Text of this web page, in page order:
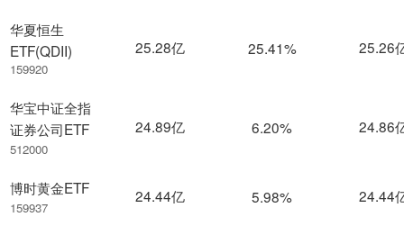
华夏恒生
ETF(QDII)
159920
华宝中证全指
证券公司ETF
512000
博时黄金ETF
159937
25.28亿 25.41% 25.26
24.89亿 6.20% 24.86
24.44亿 5.98% 24.44